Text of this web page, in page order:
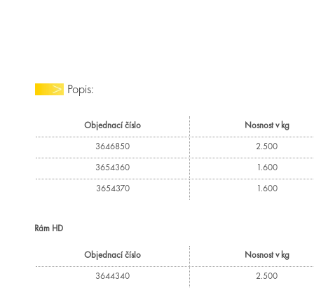
Popis:
Objednací číslo Nosnost v kg
3646850 2.500
3654360 1.600
3654370 1.600
Rám HD
Objednací číslo Nosnost v kg
3644340 2.500